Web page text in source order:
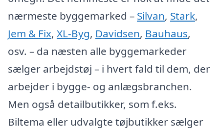
nærmeste byggemarked – Silvan, Stark,
Jem & Fix, XL-Byg, Davidsen, Bauhaus,
osv. – da næsten alle byggemarkeder
sælger arbejdstøj – i hvert fald til dem, der
arbejder i bygge- og anlægsbranchen.
Men også detailbutikker, som f.eks.
Biltema eller udvalgte tøjbutikker sælger